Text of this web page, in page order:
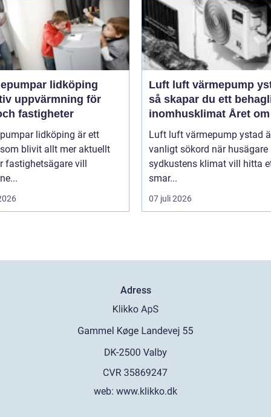
lidköping
uppvärmning för
fastigheter
lidköping är ett
blivit allt mer aktuellt
fastighetsägare vill
Luft luft värmepump
så skapar du ett
inomhusklimat Året om
Luft luft värmepump ystad
vanligt sökord när husägare
sydkustens klimat vill hitta
smar...
07 juli 2026
Adress
web: www.klikko.dk